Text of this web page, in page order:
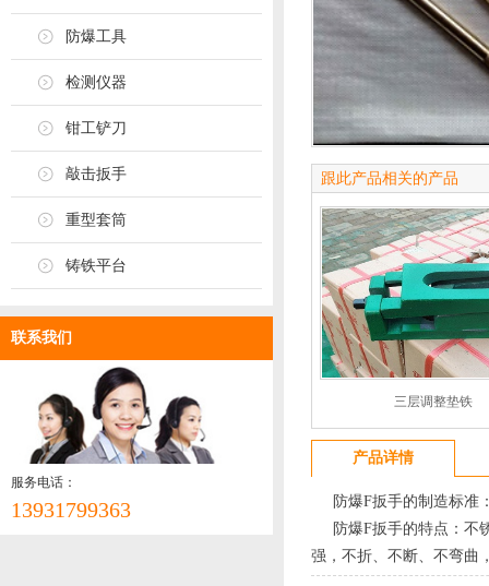
防爆工具
检测仪器
钳工铲刀
敲击扳手
重型套筒
铸铁平台
联系我们
服务电话：
13931799363
跟此产品相关的产品
三层调整垫铁
产品详情
防爆F扳手的制造标准
防爆F扳手的特点：不
强，不折、不断、不弯曲